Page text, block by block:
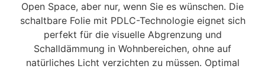
Open Space, aber nur, wenn Sie es wünschen. Die
schaltbare Folie mit PDLC-Technologie eignet sich
perfekt für die visuelle Abgrenzung und
Schalldämmung in Wohnbereichen, ohne auf
natürliches Licht verzichten zu müssen. Optimal